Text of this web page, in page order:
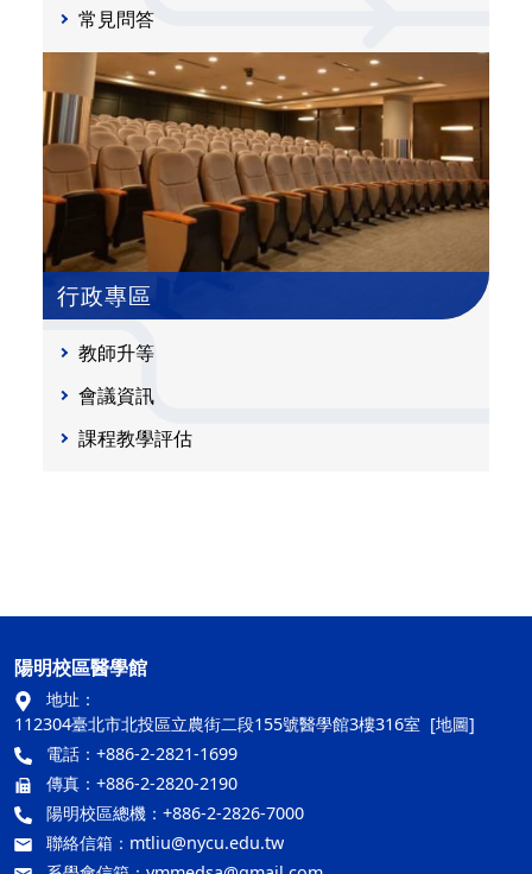
常見問答
行政專區
教師升等
會議資訊
課程教學評估
陽明校區醫學館
地址：
112304臺北市北投區立農街二段155號醫學館3樓316室 [地圖]
電話：+886-2-2821-1699
傳真：+886-2-2820-2190
陽明校區總機：+886-2-2826-7000
聯絡信箱： mtliu@nycu.edu.tw